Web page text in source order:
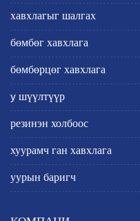
хавхлагыг шалгах
бөмбөг хавхлага
бөмбөрцөг хавхлага
y шүүлтүүр
резинэн холбоос
хуурамч ган хавхлага
уурын баригч